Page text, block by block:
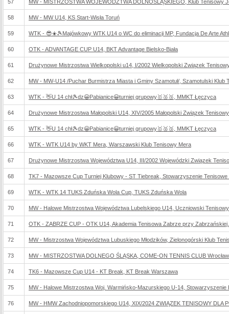
57 MW - MISTRZOSTWA WOJEWÓDZTWA DOLNOŚLĄSKIEGO, Klub Tenisowy
58 MW - MW U14, KS Start-Wisła Toruń
59 WTK - 😎☀️🎾Majówkowy WTK U14 o WC do eliminacji MP, Fundacja De Arte
60 OTK - ADVANTAGE CUP U14, BKT Advantage Bielsko-Biała
61 Drużynowe Mistrzostwa Wielkopolski u14, I/2002 Wielkopolski Związek
62 MW - MW-U14 /Puchar Burmistrza Miasta i Gminy Szamotuł/, Szamotulski Klub
63 WTK - 👋U 14 chł🎾dz😀Pabianice😀turniej grupowy🥇🥈🥉, MMKT Łęczyca
64 Drużynowe Mistrzostwa Małopolski U14, XIV/2005 Małopolski Związek Tenisowy
65 WTK - 👋U 14 chł🎾dz😀Pabianice😀turniej grupowy🥇🥈🥉, MMKT Łęczyca
66 WTK - WTK U14 by WKT Mera, Warszawski Klub Tenisowy Mera
67 Drużynowe Mistrzostwa Województwa U14, III/2002 Wojewódzki Związek
68 TK7 - Mazowsze Cup Turniej Klubowy - ST Tiebreak, Stowarzyszenie Tenisowe
69 WTK - WTK 14 TUKS Zduńska Wola Cup, TUKS Zduńska Wola
70 MW - Halowe Mistrzostwa Województwa Lubelskiego U14, Uczniowski
71 OTK - ZABRZE CUP - OTK U14, Akademia Tenisowa Zabrze przy
72 MW - Mistrzostwa Województwa Lubuskiego Młodzików, Zielonogórski Klub
73 MW - MISTRZOSTWA DOLNEGO ŚLĄSKA, COME-ON TENNIS CLUB
74 TK6 - Mazowsze Cup U14 - KT Break, KT Break Warszawa
75 MW - Halowe Mistrzostwa Woj. Warmińsko-Mazurskiego U-14, Stowarzyszenie
76 MW - HMW Zachodniopomorskiego U14, XIX/2024 ZWIĄZEK TENISOWY DLA